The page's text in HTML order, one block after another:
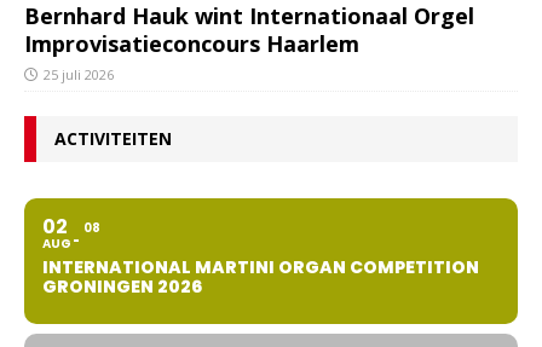
Bernhard Hauk wint Internationaal Orgel
Improvisatieconcours Haarlem
25 juli 2026
ACTIVITEITEN
02
AUG
08
INTERNATIONAL MARTINI ORGAN COMPETITION
GRONINGEN 2026